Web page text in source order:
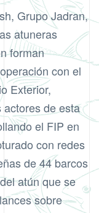
Grupo Jadran,
atuneras
forman
con el
Exterior,
actores de esta
el FIP en
con redes
de 44 barcos
atún que se
sobre